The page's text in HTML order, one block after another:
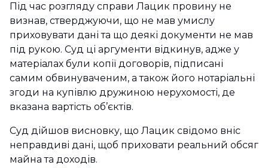
Під час розгляду справи Лацик провину не
визнав, стверджуючи, що не мав умислу
приховувати дані та що деякі документи не мав
під рукою. Суд ці аргументи відкинув, адже у
матеріалах були копії договорів, підписані
самим обвинуваченим, а також його нотаріальні
згоди на купівлю дружиною нерухомості, де
вказана вартість об’єктів.
Суд дійшов висновку, що Лацик свідомо вніс
неправдиві дані, щоб приховати реальний обсяг
майна та доходів.